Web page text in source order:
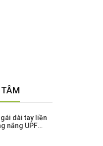
TÂM
gái dài tay liền
nắng UPF
Clo màu tím
(Korea)